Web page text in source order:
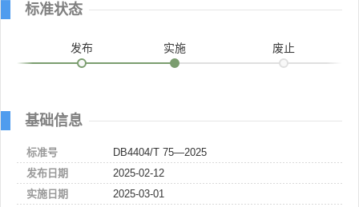
标准状态
发布 实施 废止
基础信息
标准号
DB4404/T 75—2025
发布日期
2025-02-12
实施日期
2025-03-01